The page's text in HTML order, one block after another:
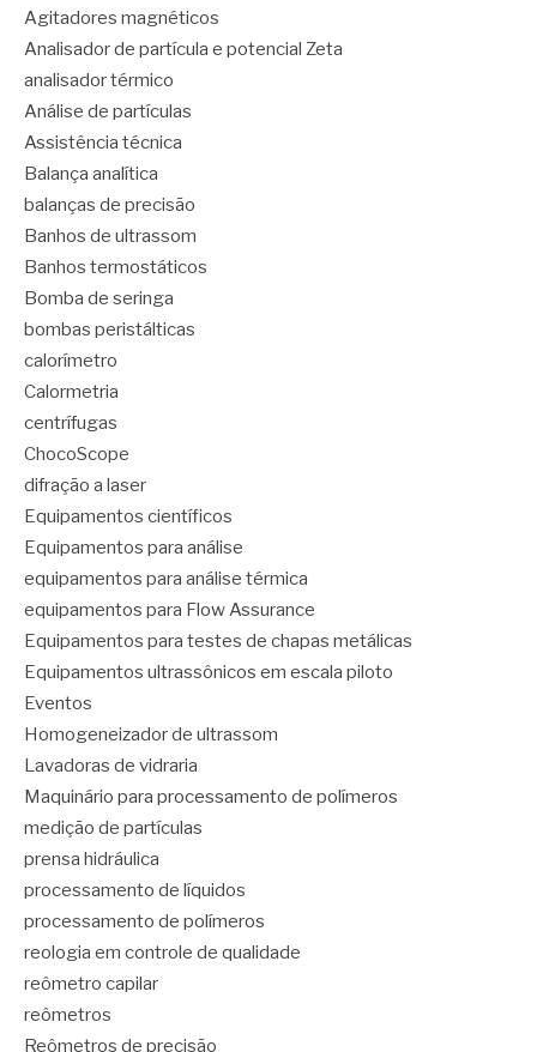
Agitadores magnéticos
Analisador de partícula e potencial Zeta
analisador térmico
Análise de partículas
Assistência técnica
Balança analítica
balanças de precisão
Banhos de ultrassom
Banhos termostáticos
Bomba de seringa
bombas peristálticas
calorímetro
Calormetria
centrífugas
ChocoScope
difração a laser
Equipamentos científicos
Equipamentos para análise
equipamentos para análise térmica
equipamentos para Flow Assurance
Equipamentos para testes de chapas metálicas
Equipamentos ultrassônicos em escala piloto
Eventos
Homogeneizador de ultrassom
Lavadoras de vidraria
Maquinário para processamento de polímeros
medição de partículas
prensa hidráulica
processamento de líquidos
processamento de polímeros
reologia em controle de qualidade
reômetro capilar
reômetros
Reômetros de precisão